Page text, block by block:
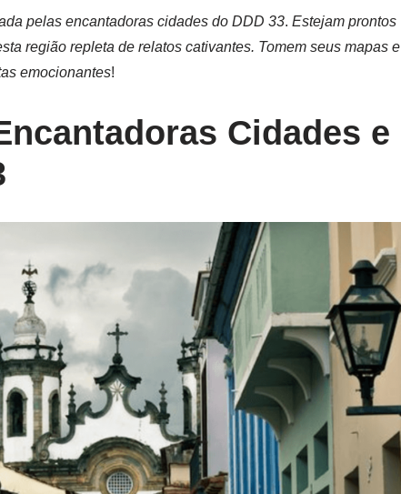
pelas encantadoras cidades do DDD 33. Estejam prontos
região repleta de relatos cativantes. Tomem seus mapas e
emocionantes!
Cidades e